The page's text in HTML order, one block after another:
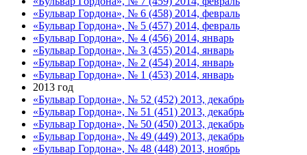
«Бульвар Гордона», № 6 (458) 2014, февраль
«Бульвар Гордона», № 5 (457) 2014, февраль
«Бульвар Гордона», № 4 (456) 2014, январь
«Бульвар Гордона», № 3 (455) 2014, январь
«Бульвар Гордона», № 2 (454) 2014, январь
«Бульвар Гордона», № 1 (453) 2014, январь
2013 год
«Бульвар Гордона», № 52 (452) 2013, декабрь
«Бульвар Гордона», № 51 (451) 2013, декабрь
«Бульвар Гордона», № 50 (450) 2013, декабрь
«Бульвар Гордона», № 49 (449) 2013, декабрь
«Бульвар Гордона», № 48 (448) 2013, ноябрь